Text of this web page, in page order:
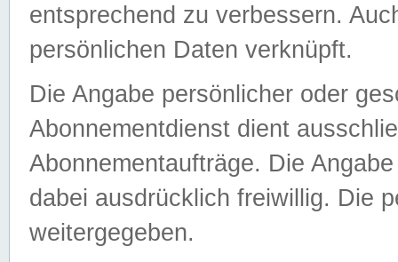
entsprechend zu verbessern.
persönlichen Daten verknüpft.
Die Angabe persönlicher oder
Abonnementdienst dient
Abonnementaufträge. Die
dabei ausdrücklich freiwillig. Die
weitergegeben.